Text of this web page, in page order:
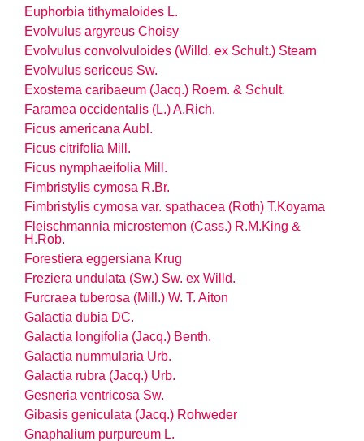
Euphorbia tithymaloides L.
Evolvulus argyreus Choisy
Evolvulus convolvuloides (Willd. ex Schult.) Stearn
Evolvulus sericeus Sw.
Exostema caribaeum (Jacq.) Roem. & Schult.
Faramea occidentalis (L.) A.Rich.
Ficus americana Aubl.
Ficus citrifolia Mill.
Ficus nymphaeifolia Mill.
Fimbristylis cymosa R.Br.
Fimbristylis cymosa var. spathacea (Roth) T.Koyama
Fleischmannia microstemon (Cass.) R.M.King &
H.Rob.
Forestiera eggersiana Krug
Freziera undulata (Sw.) Sw. ex Willd.
Furcraea tuberosa (Mill.) W. T. Aiton
Galactia dubia DC.
Galactia longifolia (Jacq.) Benth.
Galactia nummularia Urb.
Galactia rubra (Jacq.) Urb.
Gesneria ventricosa Sw.
Gibasis geniculata (Jacq.) Rohweder
Gnaphalium purpureum L.